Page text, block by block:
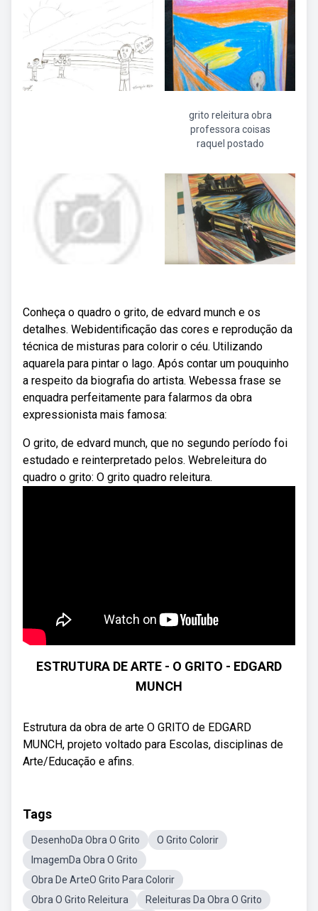
grito releitura obra
professora coisas
raquel postado
Conheça o quadro o grito, de edvard munch e os
detalhes. Webidentificação das cores e reprodução da
técnica de misturas para colorir o céu. Utilizando
aquarela para pintar o lago. Após contar um pouquinho
a respeito da biografia do artista. Webessa frase se
enquadra perfeitamente para falarmos da obra
expressionista mais famosa:
O grito, de edvard munch, que no segundo período foi
estudado e reinterpretado pelos. Webreleitura do
quadro o grito: O grito quadro releitura.
ESTRUTURA DE ARTE - O GRITO - EDGARD
MUNCH
Estrutura da obra de arte O GRITO de EDGARD
MUNCH, projeto voltado para Escolas, disciplinas de
Arte/Educação e afins.
Tags
DesenhoDa Obra O Grito
O Grito Colorir
ImagemDa Obra O Grito
Obra De ArteO Grito Para Colorir
Obra O Grito Releitura
Releituras Da Obra O Grito